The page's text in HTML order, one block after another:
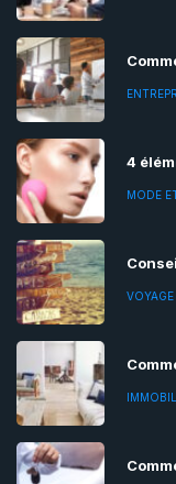
4
MODE
VOYAGE